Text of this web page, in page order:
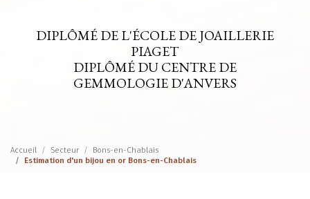
DIPLÔMÉ DE L'ÉCOLE DE JOAILLERIE
PIAGET
DIPLÔMÉ DU CENTRE DE
GEMMOLOGIE D'ANVERS
Accueil Secteur
Bons-en-Chablais
Estimation d'un bijou en or Bons-en-Chablais